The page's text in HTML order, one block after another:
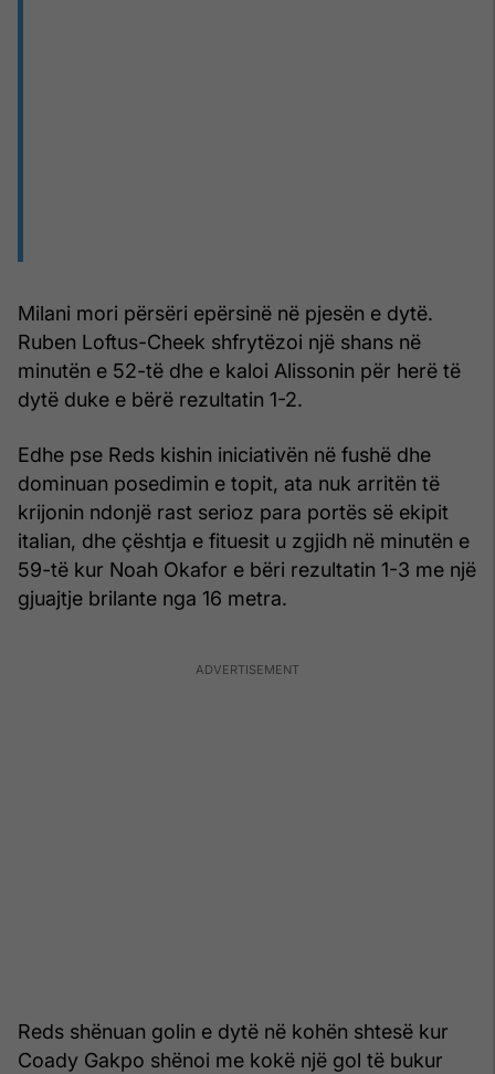
Milani mori përsëri epërsinë në pjesën e dytë.
Ruben Loftus-Cheek shfrytëzoi një shans në
minutën e 52-të dhe e kaloi Alissonin për herë të
dytë duke e bërë rezultatin 1-2.
Edhe pse Reds kishin iniciativën në fushë dhe
dominuan posedimin e topit, ata nuk arritën të
krijonin ndonjë rast serioz para portës së ekipit
italian, dhe çështja e fituesit u zgjidh në minutën e
59-të kur Noah Okafor e bëri rezultatin 1-3 me një
gjuajtje brilante nga 16 metra.
Reds shënuan golin e dytë në kohën shtesë kur
Coady Gakpo shënoi me kokë një gol të bukur